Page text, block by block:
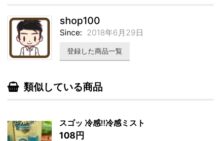
shop100
Since: 2018年6月29日
登録した商品一覧
類似している商品
スゴッ 冷感!!冷感ミスト
108円